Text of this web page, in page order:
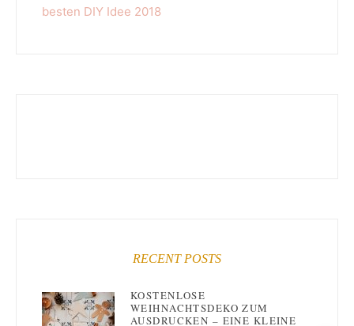
RECENT POSTS
KOSTENLOSE
WEIHNACHTSDEKO ZUM
AUSDRUCKEN – EINE KLEINE